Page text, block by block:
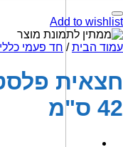
Add to wishlist
עמוד הבית / חד פעמי כללי
חצאית
42 ס"מ